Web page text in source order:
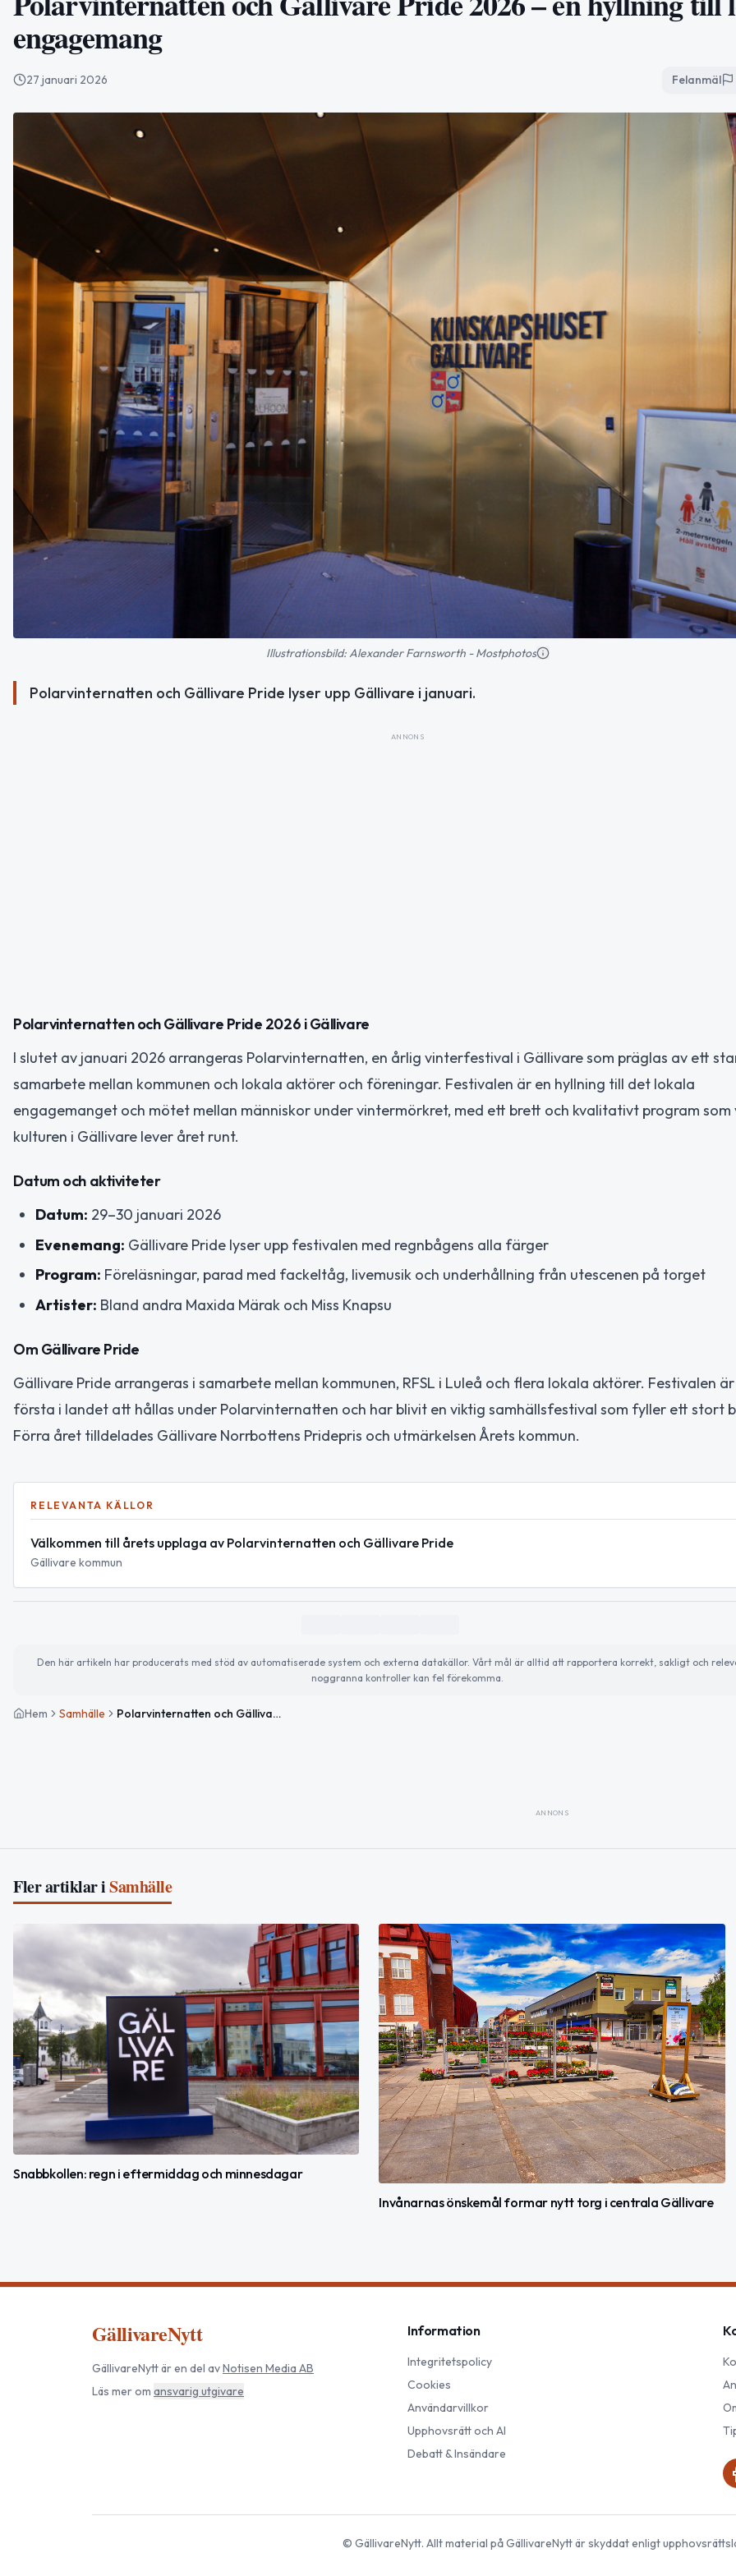
engagemang
27 januari 2026 Felanmäl
Illustrationsbild: Alexander Farnsworth - Mostphotos
Polarvinternatten och Gällivare Pride lyser upp Gällivare i januari.
ANNONS
Polarvinternatten och Gällivare Pride 2026 i Gällivare
I slutet av januari 2026 arrangeras Polarvinternatten, en årlig vinterfestival i Gällivare som präglas av ett
samarbete mellan kommunen och lokala aktörer och föreningar. Festivalen är en hyllning till det lokala
engagemanget och mötet mellan människor under vintermörkret, med ett brett och kvalitativt program
kulturen i Gällivare lever året runt.
Datum och aktiviteter
Datum: 29–30 januari 2026
Evenemang: Gällivare Pride lyser upp festivalen med regnbågens alla färger
Program: Föreläsningar, parad med fackeltåg, livemusik och underhållning från utescenen på torget
Artister: Bland andra Maxida Märak och Miss Knapsu
Om Gällivare Pride
Gällivare Pride arrangeras i samarbete mellan kommunen, RFSL i Luleå och flera lokala aktörer. Festivalen
första i landet att hållas under Polarvinternatten och har blivit en viktig samhällsfestival som fyller ett stort
Förra året tilldelades Gällivare Norrbottens Pridepris och utmärkelsen Årets kommun.
RELEVANTA KÄLLOR
Välkommen till årets upplaga av Polarvinternatten och Gällivare Pride
Gällivare kommun
Den här artikeln har producerats med stöd av automatiserade system och externa datakällor. Vårt mål är alltid att rapportera korrekt, sakligt och
noggranna kontroller kan fel förekomma.
Hem Samhälle Polarvinternatten och Gällivare Pride 2026 – en hyllning till lokalt engagemang
ANNONS
Fler artiklar iSamhälle
Snabbkollen: regn i eftermiddag och minnesdagar
Invånarnas önskemål formar nytt torg i centrala Gällivare
GällivareNytt
GällivareNyttär en del avNotisen Media AB
Läs mer om ansvarig utgivare
Information
Integritetspolicy
Cookies
Användarvillkor
Upphovsrätt och AI
Debatt & Insändare
© GällivareNytt. Allt material påGällivareNyttär skyddat enligt